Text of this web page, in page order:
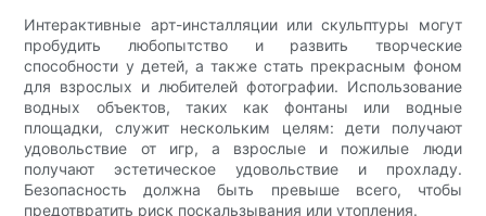
Интерактивные арт-инсталляции или скульптуры могут
пробудить любопытство и развить творческие
способности у детей, а также стать прекрасным фоном
для взрослых и любителей фотографии. Использование
водных объектов, таких как фонтаны или водные
площадки, служит нескольким целям: дети получают
удовольствие от игр, а взрослые и пожилые люди
получают эстетическое удовольствие и прохладу.
Безопасность должна быть превыше всего, чтобы
предотвратить риск поскальзывания или утопления.